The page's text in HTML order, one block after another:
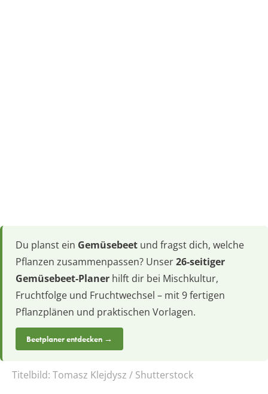
Du planst ein Gemüsebeet und fragst dich, welche
Pflanzen zusammenpassen? Unser26-seitiger
Gemüsebeet-Planer hilft dir bei Mischkultur,
Fruchtfolge und Fruchtwechsel – mit 9 fertigen
Pflanzplänen und praktischen Vorlagen.
Beetplaner entdecken →
Titelbild: Tomasz Klejdysz / Shutterstock